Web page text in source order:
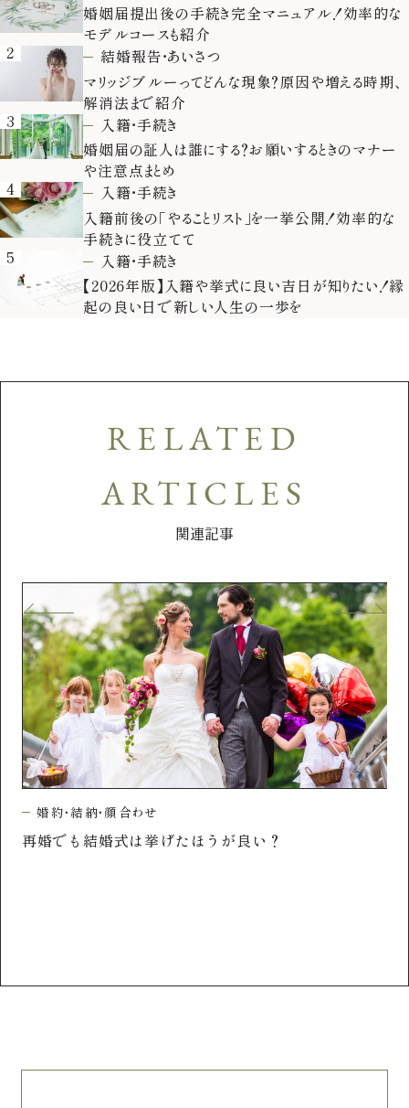
婚姻届提出後の手続き完全マニュアル！効率的な
モデルコースも紹介
2
結婚報告・あいさつ
マリッジブルーってどんな現象？原因や増える時期、
解消法まで紹介
3
入籍・手続き
婚姻届の証人は誰にする？お願いするときのマナー
や注意点まとめ
4
入籍・手続き
入籍前後の「やることリスト」を一挙公開！効率的な
手続きに役立てて
5
入籍・手続き
【2026年版】入籍や挙式に良い吉日が知りたい！縁
起の良い日で新しい人生の一歩を
関連記事
RELATED
ARTICLES
婚約・結納・顔合わせ
再婚でも結婚式は挙げたほうが良い？